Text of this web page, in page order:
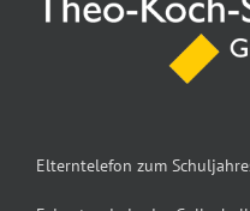
Elterntelefon zum